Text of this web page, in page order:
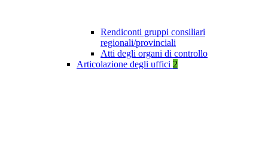
Rendiconti gruppi consiliari
regionali/provinciali
Atti degli organi di controllo
Articolazione degli uffici 2